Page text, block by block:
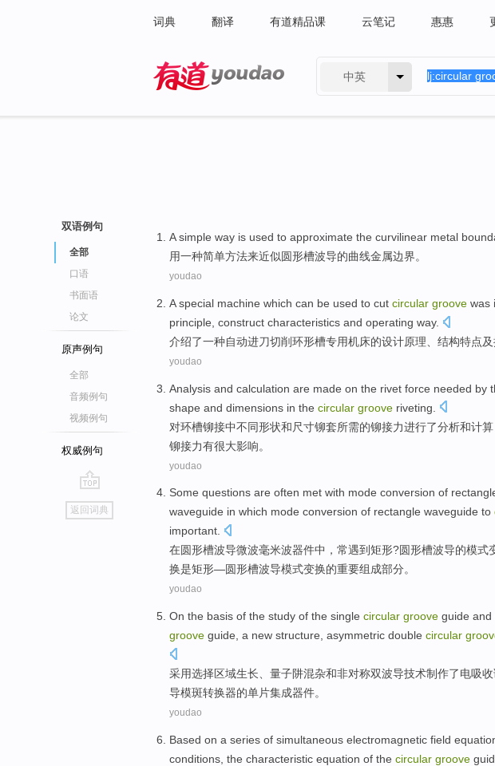
词典 翻译 有道精品课 云笔记 惠惠
中英
双语例句
全部
口语
书面语
论文
原声例句
全部
音频例句
视频例句
权威例句
go
top
返回词典
A simple way is used to approximate the curvilinear metal
用一种简单方法来近似圆形槽波导的曲线金属边界。
youdao
A special machine which can be used to cut circular groove was
principle construct characteristics and operating way.
介绍了一种自动进刀切削环形槽专用机床的设计原理 结构特点及
youdao
Analysis and calculation are made on the rivet force needed by
shape and dimensions in the circular groove riveting
对环槽铆接中不同形状和尺寸铆套所需的铆接力进行了分析和计算
铆接力有很大影响。
youdao
Some questions are often met with mode conversion of
waveguide in which mode conversion of rectangle waveguide to
important.
在圆形槽波导微波毫米波器件中 ， 常遇到矩形?圆形槽波导的模式
换是矩形—圆形槽波导模式变换的重要组成部分。
youdao
On the basis of the study of the single circular groove guide and
groove guide, a new structure, asymmetric double circular
采用选择区域生长、量子阱混杂和非对称双波导技术制作了电吸
导模斑转换器的单片集成器件。
youdao
Based on a series of simultaneous electromagnetic field
conditions the characteristic equation of the circular groove